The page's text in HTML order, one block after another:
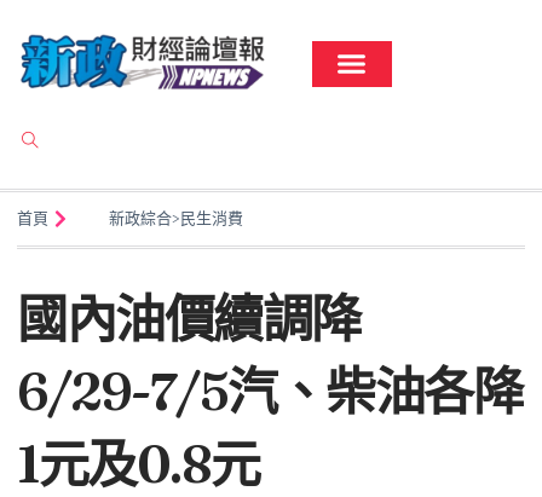
首頁 新政綜合>民生消費
國內油價續調降
6/29-7/5汽、柴油各降
1元及0.8元